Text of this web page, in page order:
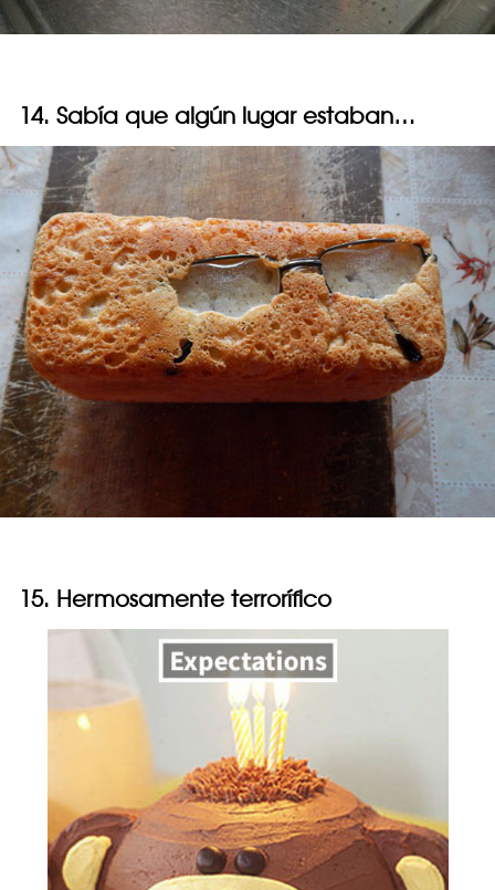
14. Sabía que algún lugar estaban…
15. Hermosamente terrorífico